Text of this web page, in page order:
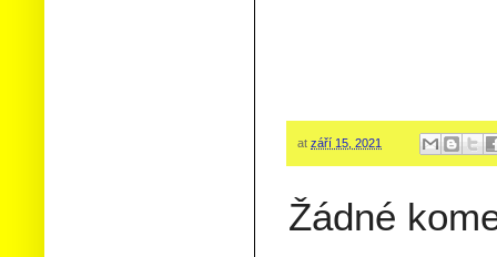
at září 15, 2021
Žádné